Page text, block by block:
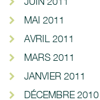
MAI 2011
AVRIL 2011
MARS 2011
JANVIER 2011
DÉCEMBRE 2010